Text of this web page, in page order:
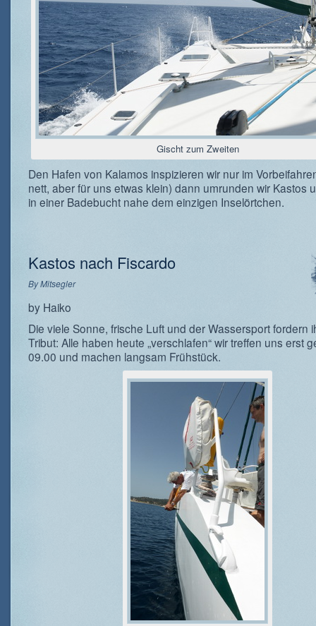
Gischt zum Zweiten
Den Hafen von Kalamos inspizieren wir nur im
nett, aber für uns etwas klein) dann umrunden wir Kastos
in einer Badebucht nahe dem einzigen Inselörtchen.
Kastos nach Fiscardo
ByMitsegler
by Haiko
Die viele Sonne, frische Luft und der Wassersport fordern
Tribut: Alle haben heute „verschlafen“ wir treffen uns erst
09.00 und machen langsam Frühstück.